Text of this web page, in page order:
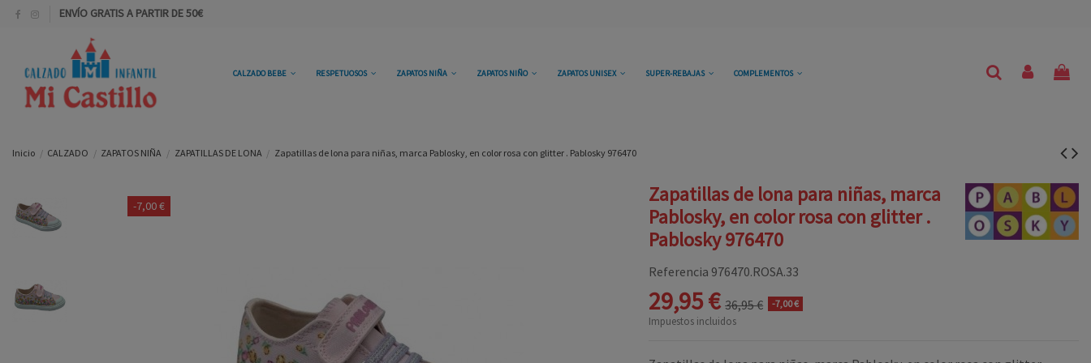
ENVÍO GRATIS A PARTIR DE 50€
CALZADO BEBE RESPETUOSOS ZAPATOS NIÑA ZAPATOS NIÑO ZAPATOS UNISEX SUPER-REBAJAS COMPLEMENTOS
Inicio CALZADO ZAPATOS NIÑA ZAPATILLAS DE LONA Zapatillas de lona para niñas, marca Pablosky, en color rosa con glitter . Pablosky 976470
-7,00 €
Zapatillas de lona para niñas, marca
Pablosky, en color rosa con glitter .
Pablosky 976470
Referencia 976470.ROSA.33
29,95 € 36,95 € -7,00 €
Impuestos incluidos